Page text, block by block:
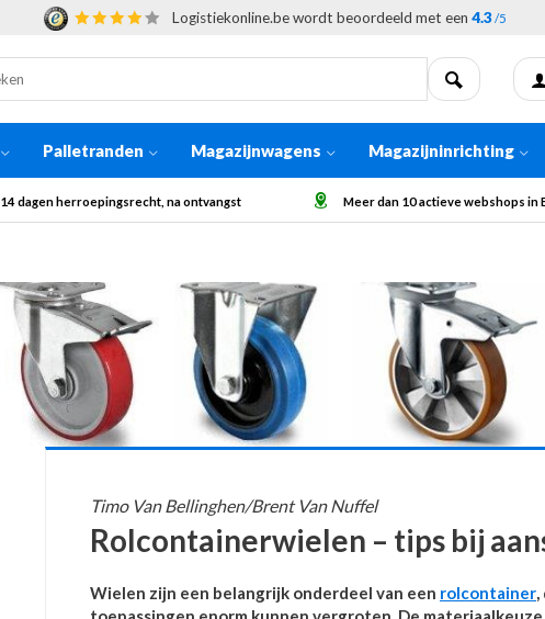
Logistiekonline.be wordt beoordeeld met een 4.3/5
Palletranden Magazijnwagens Magazijninrichting
Meer dan 10 actieve webshops in Europa Afhaling op aanvraag voor grote
Timo Van Bellinghen/Brent Van Nuffel
Rolcontainerwielen – tips bij
Wielen zijn een belangrijk onderdeel van een rolcontainer,